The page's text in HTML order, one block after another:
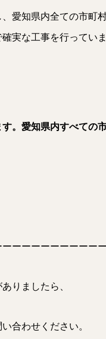
愛知県内全ての市町
実な工事を行ってい
。愛知県内すべての
ーーーーーーーーー
りましたら、
合わせください。